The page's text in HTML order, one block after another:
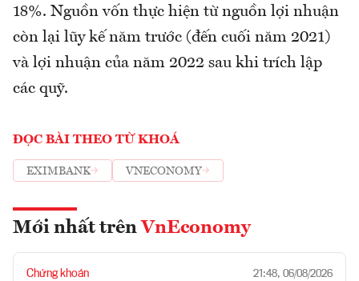
18%. Nguồn vốn thực hiện từ nguồn lợi nhuận
còn lại lũy kế năm trước (đến cuối năm 2021)
và lợi nhuận của năm 2022 sau khi trích lập
các quỹ.
ĐỌC BÀI THEO TỪ KHOÁ
EXIMBANK VNECONOMY
Mới nhất trên VnEconomy
Chứng khoán 21:48, 06/08/2026